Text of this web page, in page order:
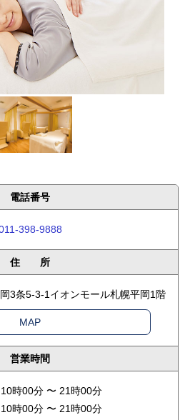
電話番号
398-9888
住 所
3条5-3-1イオンモール札幌平岡1階
MAP
営業時間
時00分 〜 21時00分
時00分 〜 21時00分